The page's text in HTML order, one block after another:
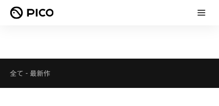
全て - 最新作